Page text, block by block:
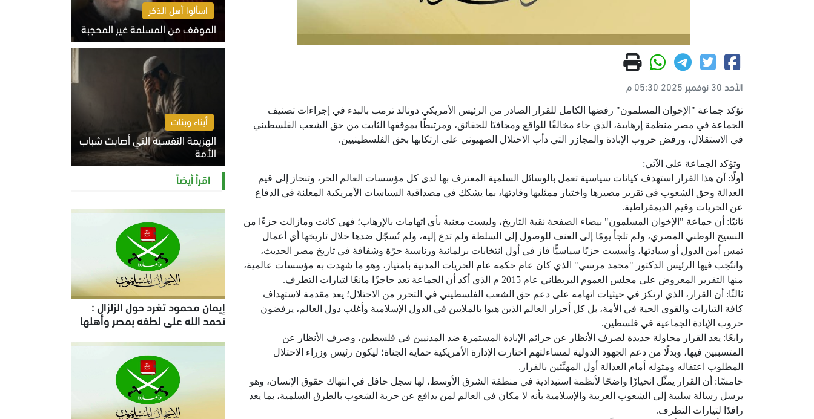
الأحد 30 نوفمبر 2025 05:30 م
تؤكد جماعة "الإخوان المسلمون" رفضها الكامل للقرار الصادر من الرئيس الأمريكي دونالد ترمب بالبدء في إجراءات تصنيف
الجماعة في مصر منظمة إرهابية، الذي جاء مخالفًا للواقع ومجافيًا للحقائق، ومرتبطًا بموقفها الثابت من حق الشعب الفلسطيني
في الاستقلال، ورفض حروب الإبادة والمجازر التي دأب الاحتلال الصهيوني على ارتكابها بحق الفلسطينيين.
وتؤكد الجماعة على الآتي:
أولًا: أن هذا القرار استهدف كيانات سياسية تعمل بالوسائل السلمية المعترف بها لدى كل مؤسسات العالم الحر، وتنحاز إلى قيم
العدالة وحق الشعوب في تقرير مصيرها واختيار ممثليها وقادتها، بما يشكك في مصداقية السياسات الأمريكية المعلنة في الدفاع
عن الحريات وقيم الديمقراطية.
ثانيًا: أن جماعة "الإخوان المسلمون" بيضاء الصفحة نقية التاريخ، وليست معنية بأي اتهامات بالإرهاب؛ فهي كانت ومازالت جزءًا من
النسيج الوطني المصري، ولم تلجأ يومًا إلى العنف للوصول إلى السلطة ولم تدع إليه، ولم تُسجّل ضدها خلال تاريخها أي أعمال
تمس أمن الدول أو سيادتها، وأسست حزبًا سياسيًّا فاز في أول انتخابات برلمانية ورئاسية حرّة وشفافة في تاريخ مصر الحديث،
وانتُخِب فيها الرئيس الدكتور "محمد مرسي" الذي كان عام حكمه عام الحريات المدنية بامتياز، وهو ما شهدت به مؤسسات عالمية،
منها التقرير المعروض على مجلس العموم البريطاني عام 2015 م الذي أكد أن الجماعة تعد حاجزًا مانعًا لتيارات التطرف.
ثالثًا: أن القرار، الذي ارتكز في حيثيات اتهامه على دعم حق الشعب الفلسطيني في التحرر من الاحتلال؛ يعد مقدمة لاستهداف
كافة التيارات والقوى الحية في الأمة، بل كل أحرار العالم الذين هبوا بالملايين في الدول الإسلامية وأغلب دول العالم، يرفضون
حروب الإبادة الجماعية في فلسطين.
رابعًا: يعد القرار محاولة جديدة لصرف الأنظار عن جرائم الإبادة المستمرة ضد المدنيين في فلسطين، وصرف الأنظار عن
المتسببين فيها، وبدلًا من دعم الجهود الدولية لمساءلتهم اختارت الإدارة الأمريكية حماية الجناة؛ ليكون رئيس وزراء الاحتلال
المطلوب اعتقاله ومثوله أمام العدالة أول المهنِّئين بالقرار.
خامسًا: أن القرار يمثّل انحيازًا واضحًا لأنظمة استبدادية في منطقة الشرق الأوسط، لها سجل حافل في انتهاك حقوق الإنسان، وهو
يرسل رسالة سلبية إلى الشعوب العربية والإسلامية بأنه لا مكان في العالم لمن يدافع عن حرية الشعوب بالطرق السلمية، بما يعد
رافدًا لتيارات التطرف.
اسألوا أهل الذكر
الموقف من المسلمة غير المحجبة
الخميس 6 أغسطس 2026 10:45 ص
أبناء وبنات
الهزيمة النفسية التي أصابت شباب
الأمة
الخميس 6 أغسطس 2026 11:12 ص
اقرأ أيضاً
إيمان محمود تغرد حول الزلزال :
نحمد الله على لطفه بمصر وأهلها